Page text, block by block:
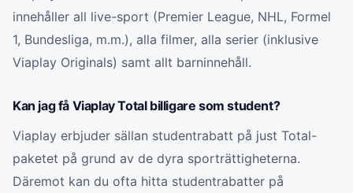
innehåller all live-sport (Premier League, NHL, Formel
1, Bundesliga, m.m.), alla filmer, alla serier (inklusive
Viaplay Originals) samt allt barninnehåll.
Kan jag få Viaplay Total billigare som student?
Viaplay erbjuder sällan studentrabatt på just Total-
paketet på grund av de dyra sporträttigheterna.
Däremot kan du ofta hitta studentrabatter på